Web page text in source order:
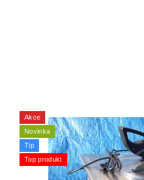
Akce
Novinka
Tip
Top produkt